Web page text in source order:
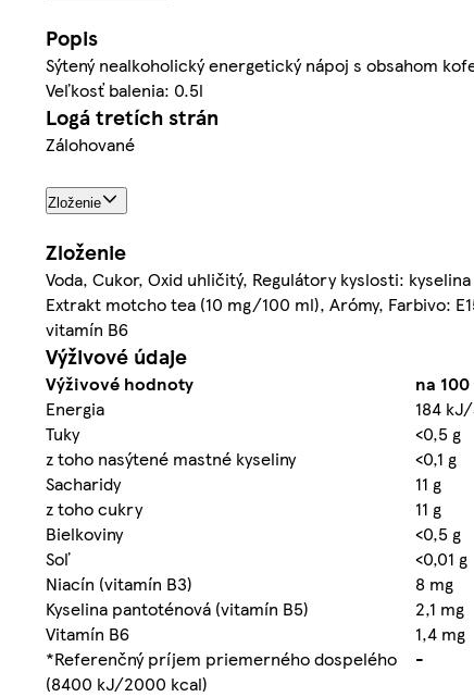
Popis
Sýtený nealkoholický energetický nápoj s obsahom
Veľkosť balenia: 0.5l
Logá tretích strán
Zálohované
Zloženie
Zloženie
Voda, Cukor, Oxid uhličitý, Regulátory kyslosti:
Extrakt motcho tea (10 mg/100 ml), Arómy, Farbivo:
vitamín B6
Výživové údaje
Výživové hodnoty na
Energia
184
Tuky
<0,5 g
z toho nasýtené mastné kyseliny
<0,1 g
Sacharidy
11 g
z toho cukry
11 g
Bielkoviny
<0,5 g
Soľ
<0,01 g
Niacín (vitamín B3)
8 mg
Kyselina pantoténová (vitamín B5)
2,1 mg
Vitamín B6
1,4 mg
*Referenčný príjem priemerného dospelého
(8400 kJ/2000 kcal)
-